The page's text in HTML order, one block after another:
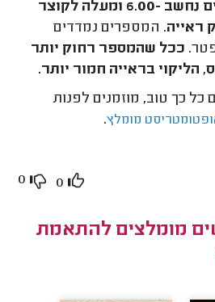
מספר גבוה במשקפיים נחשב -6.00 ומעלה לקוצר
. המספרים נמדדים
ככל שהמספר רחוק יותר
כל כך טוב, מוזמנים לפנות
מומלץ.
0
0
מומלצים להתאמת